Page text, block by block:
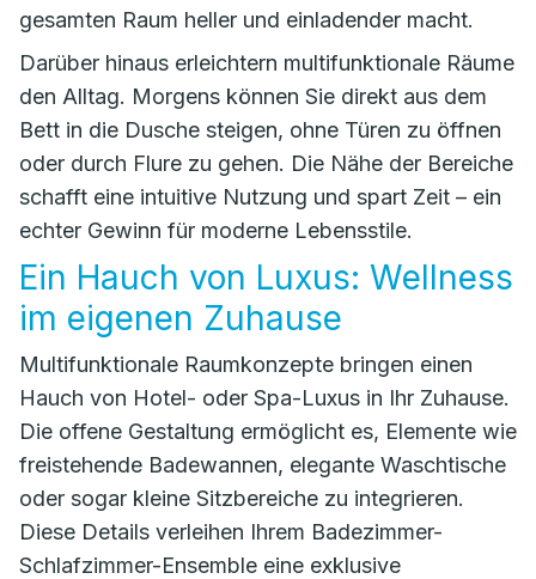
gesamten Raum heller und einladender macht.
Darüber hinaus erleichtern multifunktionale Räume
den Alltag. Morgens können Sie direkt aus dem
Bett in die Dusche steigen, ohne Türen zu öffnen
oder durch Flure zu gehen. Die Nähe der Bereiche
schafft eine intuitive Nutzung und spart Zeit – ein
echter Gewinn für moderne Lebensstile.
Ein Hauch von Luxus: Wellness
im eigenen Zuhause
Multifunktionale Raumkonzepte bringen einen
Hauch von Hotel- oder Spa-Luxus in Ihr Zuhause.
Die offene Gestaltung ermöglicht es, Elemente wie
freistehende Badewannen, elegante Waschtische
oder sogar kleine Sitzbereiche zu integrieren.
Diese Details verleihen Ihrem Badezimmer-
Schlafzimmer-Ensemble eine exklusive